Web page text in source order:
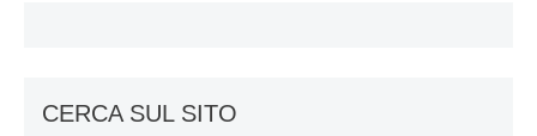
CERCA SUL SITO